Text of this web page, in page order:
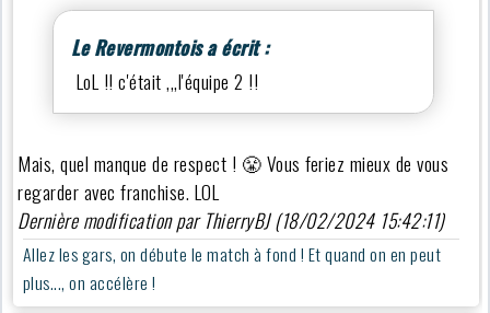
Le Revermontois a écrit :
LoL !! c'était ,,,l'équipe 2 !!
Mais, quel manque de respect ! 😤 Vous feriez mieux de vous
regarder avec franchise. LOL
Dernière modification par ThierryBJ (18/02/2024 15:42:11)
Allez les gars, on débute le match à fond ! Et quand on en peut
plus..., on accélère !